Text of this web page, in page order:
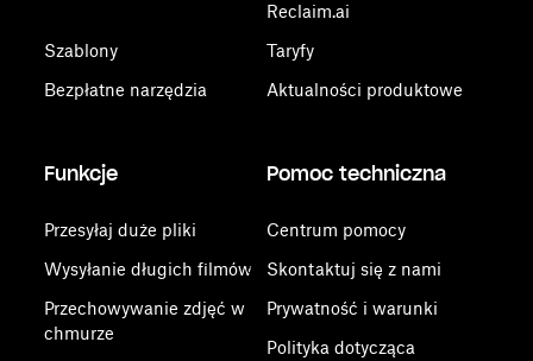
Szablony
Bezpłatne narzędzia
Reclaim.ai
Taryfy
Aktualności produktowe
Funkcje
Przesyłaj duże pliki
Wysyłanie długich filmów
Przechowywanie zdjęć w
chmurze
Pomoc techniczna
Centrum pomocy
Skontaktuj się z nami
Prywatność i warunki
Polityka dotycząca